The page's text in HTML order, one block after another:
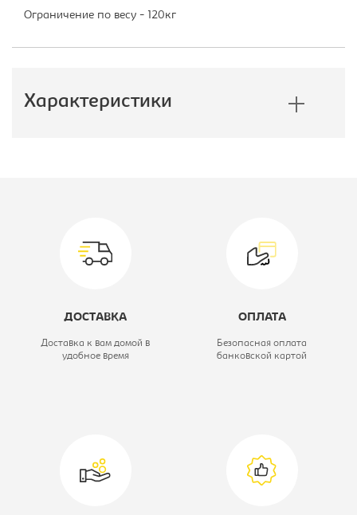
Ограничение по весу - 120кг
Характеристики
Цвет материала: коричневое,
сетчатый акрил
ДОСТАВКА
Доставка к вам домой в
удобное время
ОПЛАТА
Безопасная оплата
банковской картой